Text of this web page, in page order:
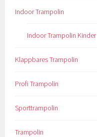
Indoor Trampolin
Indoor Trampolin Kinder
Klappbares Trampolin
Profi Trampolin
Sporttrampolin
Trampolin